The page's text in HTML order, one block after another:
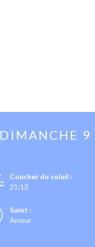
DIMANCHE 9
Coucher du soleil :
21:13
Saint :
Amour